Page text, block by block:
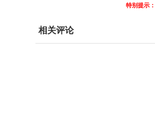
特别提示：
相关评论